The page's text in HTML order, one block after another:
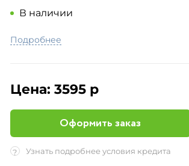
В наличии
Подробнее
Цена: 3595 р
Оформить заказ
? Узнать подробнее условия кредита